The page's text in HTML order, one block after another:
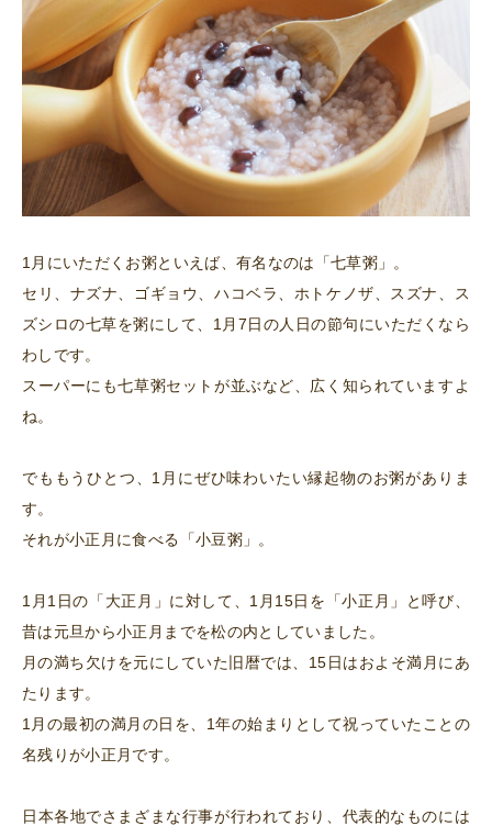
1月にいただくお粥といえば、有名なのは「七草粥」。
セリ、ナズナ、ゴギョウ、ハコベラ、ホトケノザ、スズナ、ス
ズシロの七草を粥にして、1月7日の人日の節句にいただくなら
わしです。
スーパーにも七草粥セットが並ぶなど、広く知られていますよ
ね。
でももうひとつ、1月にぜひ味わいたい縁起物のお粥がありま
す。
それが小正月に食べる「小豆粥」。
1月1日の「大正月」に対して、1月15日を「小正月」と呼び、
昔は元旦から小正月までを松の内としていました。
月の満ち欠けを元にしていた旧暦では、15日はおよそ満月にあ
たります。
1月の最初の満月の日を、1年の始まりとして祝っていたことの
名残りが小正月です。
日本各地でさまざまな行事が行われており、代表的なものには